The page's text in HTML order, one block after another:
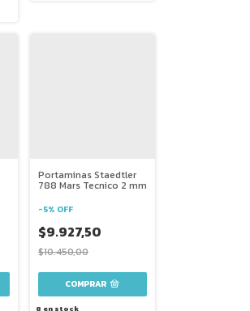
Portaminas Staedtler
788 Mars Tecnico 2 mm
-5% OFF
$9.927,50
$10.450,00
8 en stock